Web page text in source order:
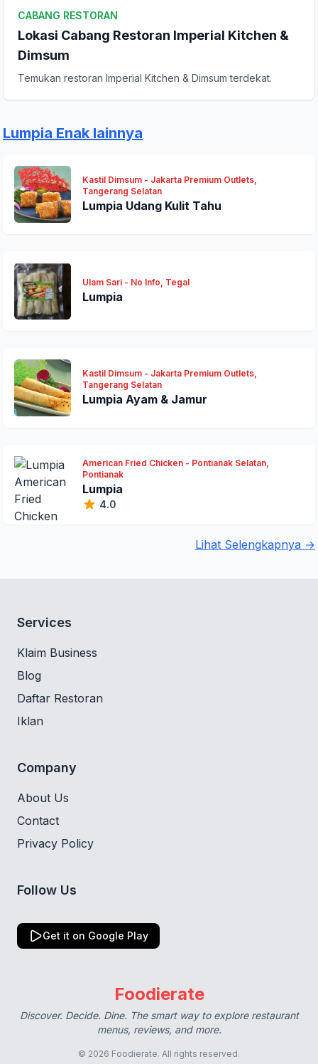
CABANG RESTORAN
Lokasi Cabang Restoran Imperial Kitchen &
Dimsum
Temukan restoran Imperial Kitchen & Dimsum terdekat.
Lumpia Enak lainnya
Kastil Dimsum - Jakarta Premium Outlets,
Tangerang Selatan
Lumpia Udang Kulit Tahu
Ulam Sari - No Info, Tegal
Lumpia
Kastil Dimsum - Jakarta Premium Outlets,
Tangerang Selatan
Lumpia Ayam & Jamur
American Fried Chicken - Pontianak Selatan,
Pontianak
Lumpia
4.0
Lihat Selengkapnya →
Kirim Ulasan
Services
Klaim Business
Blog
Daftar Restoran
Iklan
Company
About Us
Contact
Privacy Policy
Follow Us
Get it on Google Play
Foodierate
Discover. Decide. Dine. The smart way to explore restaurant
menus, reviews, and more.
© 2026 Foodierate. All rights reserved.